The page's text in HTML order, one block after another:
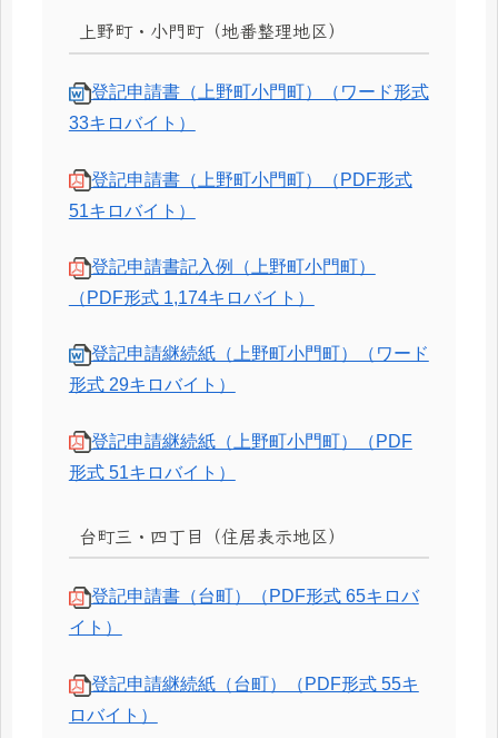
上野町・小門町（地番整理地区）
登記申請書（上野町小門町）（ワード形式
33キロバイト）
登記申請書（上野町小門町）（PDF形式
51キロバイト）
登記申請書記入例（上野町小門町）
（PDF形式 1,174キロバイト）
登記申請継続紙（上野町小門町）（ワード
形式 29キロバイト）
登記申請継続紙（上野町小門町）（PDF
形式 51キロバイト）
台町三・四丁目（住居表示地区）
登記申請書（台町）（PDF形式 65キロバ
イト）
登記申請継続紙（台町）（PDF形式 55キ
ロバイト）